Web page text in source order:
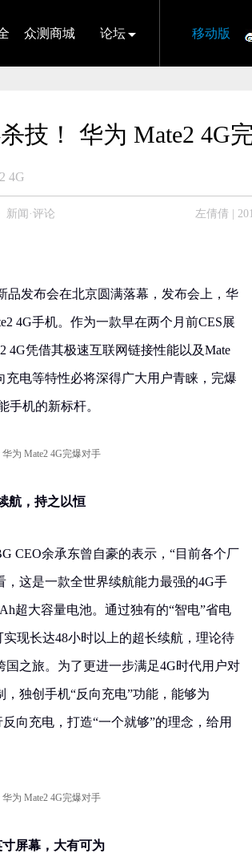
众测商城 论坛 移动版
技！ 华为 Mate2 4G
4G
新闻·评论 左倩倩 |
品发布会在北京圆满落幕，发布会上，华
4G手机。作为一款早在两个月前CES展
4G凭借其极速互联网链接性能以及Mate
电等特性必将深得广大用户青睐，完爆
手机的新标杆。
航，持之以恒
CEO余承东曾自豪的表示，“目前各个厂
这是一款全世界续航能力最强的4G手
超大容量电池。通过独有的“智电”省电
现长达48小时以上的超长续航，理论待
之旅。为了更进一步满足4G时代用户对
独创手机“反向充电”功能，能够为
向充电，打造“一个就够”的理念，给用
屏幕，大有可为